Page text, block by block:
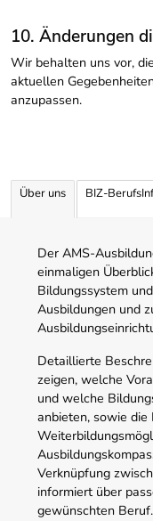
10. Änderungen
Wir behalten uns vor,
aktuellen
anzupassen.
Über uns BIZ-
Der AMS-
einmaligen
Bildungssystem
Ausbildungen und
Detaillierte
zeigen, welche
und welche
anbieten, sowie die
Verknüpfung
informiert über
gewünschten Beruf.